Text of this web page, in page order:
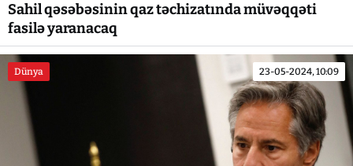
Sahil qəsəbəsinin qaz təchizatında müvəqqəti
fasilə yaranacaq
Dünya 23-05-2024, 10:09